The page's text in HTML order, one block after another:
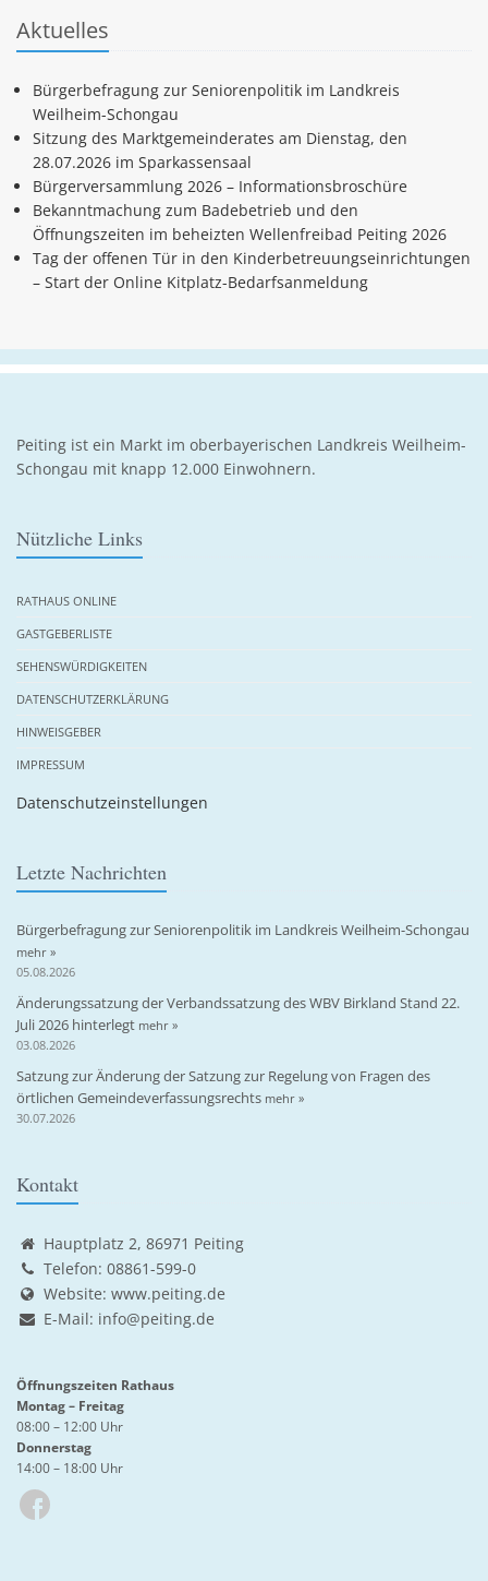
Aktuelles
Bürgerbefragung zur Seniorenpolitik im Landkreis
Weilheim-Schongau
Sitzung des Marktgemeinderates am Dienstag, den
28.07.2026 im Sparkassensaal
Bürgerversammlung 2026 – Informationsbroschüre
Bekanntmachung zum Badebetrieb und den
Öffnungszeiten im beheizten Wellenfreibad Peiting 2026
Tag der offenen Tür in den Kinderbetreuungseinrichtungen
– Start der Online Kitplatz-Bedarfsanmeldung
Peiting ist ein Markt im oberbayerischen Landkreis Weilheim-
Schongau mit knapp 12.000 Einwohnern.
Nützliche Links
RATHAUS ONLINE
GASTGEBERLISTE
SEHENSWÜRDIGKEITEN
DATENSCHUTZERKLÄRUNG
HINWEISGEBER
IMPRESSUM
Datenschutzeinstellungen
Letzte Nachrichten
Bürgerbefragung zur Seniorenpolitik im Landkreis Weilheim-Schongau
mehr »
05.08.2026
Änderungssatzung der Verbandssatzung des WBV Birkland Stand 22.
Juli 2026 hinterlegt mehr »
03.08.2026
Satzung zur Änderung der Satzung zur Regelung von Fragen des
örtlichen Gemeindeverfassungsrechts mehr »
30.07.2026
Kontakt
Hauptplatz 2, 86971 Peiting
Telefon: 08861-599-0
Website: www.peiting.de
E-Mail: info@peiting.de
Öffnungszeiten Rathaus
Montag – Freitag
08:00 – 12:00 Uhr
Donnerstag
14:00 – 18:00 Uhr